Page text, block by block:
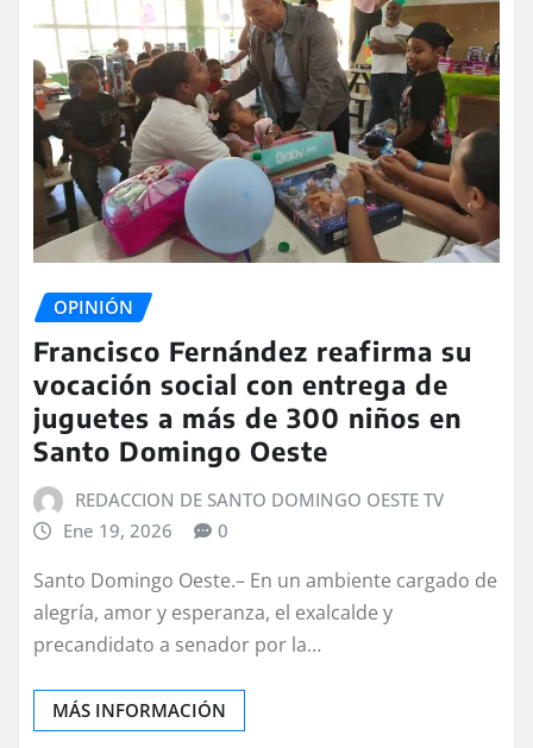
OPINIÓN
Francisco Fernández reafirma su
vocación social con entrega de
juguetes a más de 300 niños en
Santo Domingo Oeste
REDACCION DE SANTO DOMINGO OESTE TV
Ene 19, 2026
0
Santo Domingo Oeste.– En un ambiente cargado de
alegría, amor y esperanza, el exalcalde y
precandidato a senador por la…
MÁS INFORMACIÓN